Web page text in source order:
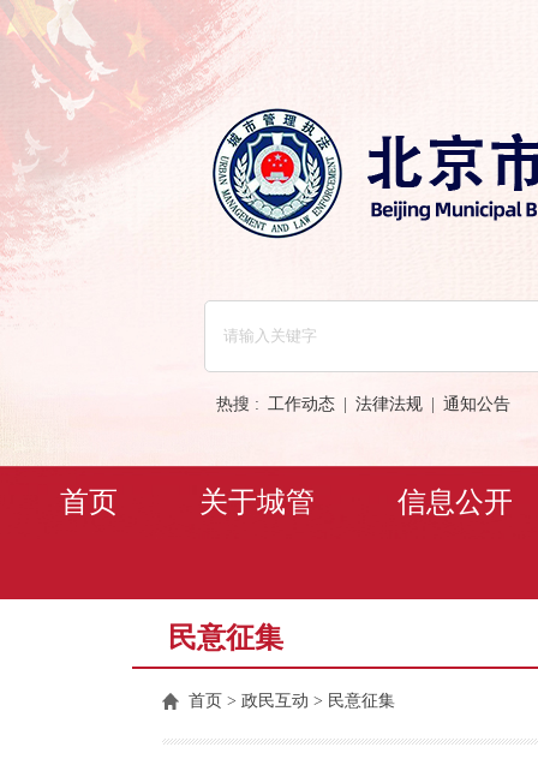
热搜 : 工作动态 法律法规 通知公告
首页 关于城管 信息公开
民意征集
首页 > 政民互动 > 民意征集